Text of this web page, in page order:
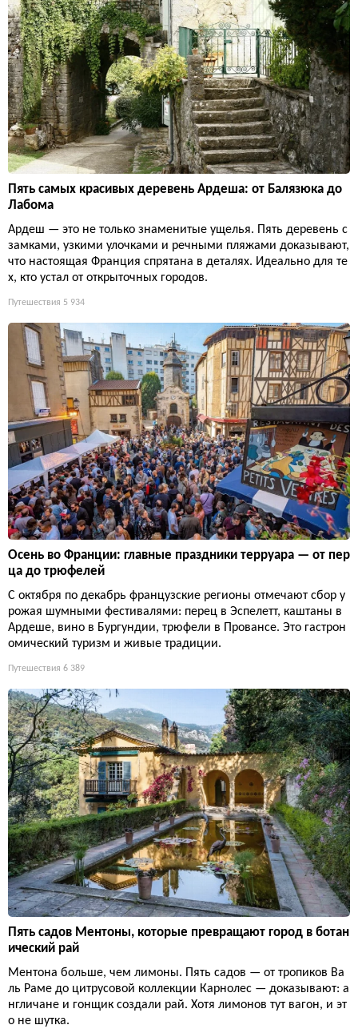
Пять самых красивых деревень Ардеша: от Балязюка до
Лабома
Ардеш — это не только знаменитые ущелья. Пять деревень с
замками, узкими улочками и речными пляжами доказывают,
что настоящая Франция спрятана в деталях. Идеально для те
х, кто устал от открыточных городов.
Путешествия 5 934
Осень во Франции: главные праздники терруара — от пер
ца до трюфелей
С октября по декабрь французские регионы отмечают сбор у
рожая шумными фестивалями: перец в Эспелетт, каштаны в
Ардеше, вино в Бургундии, трюфели в Провансе. Это гастрон
омический туризм и живые традиции.
Путешествия 6 389
Пять садов Ментоны, которые превращают город в ботан
ический рай
Ментона больше, чем лимоны. Пять садов — от тропиков Ва
ль Раме до цитрусовой коллекции Карнолес — доказывают: а
нгличане и гонщик создали рай. Хотя лимонов тут вагон, и эт
о не шутка.